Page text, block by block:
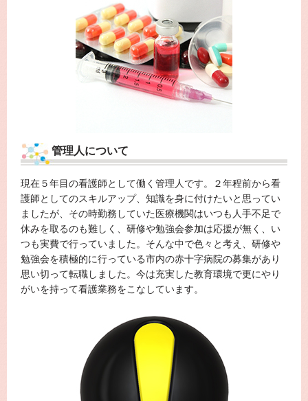
管理人について
現在５年目の看護師として働く管理人です。２年程前から看
護師としてのスキルアップ、知識を身に付けたいと思ってい
ましたが、その時勤務していた医療機関はいつも人手不足で
休みを取るのも難しく、研修や勉強会参加は応援が無く、い
つも実費で行っていました。そんな中で色々と考え、研修や
勉強会を積極的に行っている市内の赤十字病院の募集があり
思い切って転職しました。今は充実した教育環境で更にやり
がいを持って看護業務をこなしています。